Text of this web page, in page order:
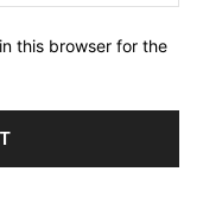
this browser for the